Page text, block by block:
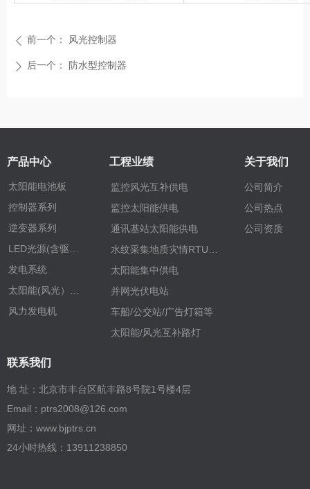
ꄴ 前一个： 风光控制器
ꄲ 后一个： 防水型控制器
产品中心
太阳能电池板
控制器系列
逆变器系列
发电系统
风力发电机
工程业绩
监控风光互补供电
监控太阳能供电
通讯基站太阳能供电
太阳能集中供电
并网光伏电站
车船/公交站/广告灯箱等
太阳能/风光互补路灯
联系我们
地 址：北京市丰台区航丰路8号院1号楼4层
Email：ptrs2008@126.com
网址：www.bjptrs.cn
24小时热线：13911238850
关于我们
公司简介
公司热点
公司资质